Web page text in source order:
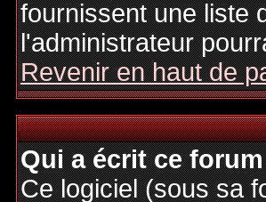
fournissent une liste
l'administrateur
Revenir en haut de
Qui a écrit ce
Ce logiciel (sous sa